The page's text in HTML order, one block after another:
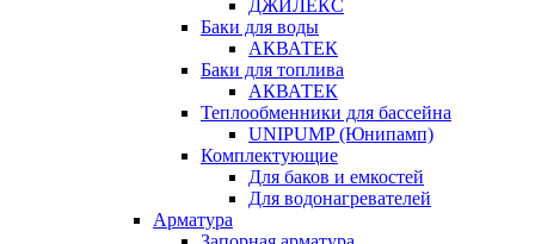
ДЖИЛЕКС
Баки для воды
АКВАТЕК
Баки для топлива
АКВАТЕК
Теплообменники для бассейна
UNIPUMP (Юнипамп)
Комплектующие
Для баков и емкостей
Для водонагревателей
Арматура